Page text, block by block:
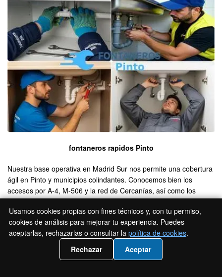
fontaneros rapidos Pinto
Nuestra base operativa en Madrid Sur nos permite una cobertura
ágil en Pinto y municipios colindantes. Conocemos bien los
accesos por A-4, M-506 y la red de Cercanías, así como los
horarios de mayor tráfico en entradas a zonas como Parque
Europa y Valparaíso. Esta logística se traduce en tiempos de
respuesta realistas, especialmente en campañas de frío.
Además, trabajamos coordinados con proveedores locales para
disponibilidad rápida de repuestos y calderas en promoción.
📲 Llámanos 919 93 32 84
Usamos cookies propias con fines técnicos y, con tu permiso,
cookies de análisis para mejorar tu experiencia. Puedes
aceptarlas, rechazarlas o consultar la política de cookies.
Rechazar
Aceptar